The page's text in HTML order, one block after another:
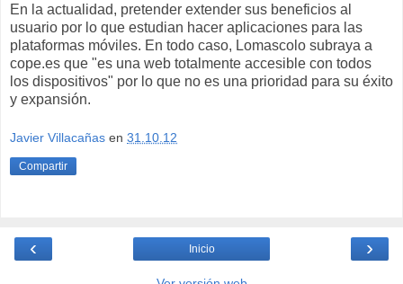
En la actualidad, pretender extender sus beneficios al
usuario por lo que estudian hacer aplicaciones para las
plataformas móviles. En todo caso, Lomascolo subraya a
cope.es que "es una web totalmente accesible con todos
los dispositivos" por lo que no es una prioridad para su éxito
y expansión.
Javier Villacañas en 31.10.12
Compartir
‹ ›
Inicio